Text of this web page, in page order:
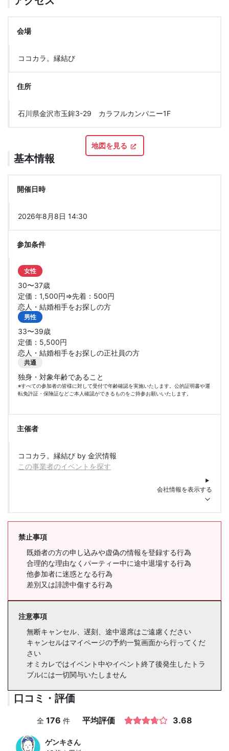
会場
ココカラ。縁結び
住所
石川県金沢市玉鉾3-29 カラフルカンパニー1F
地図を見る
基本情報
開催日時
2026年8月8日 14:30
参加条件
女性
30〜37歳
定価：1,500円⇒先着：500円
恋人・結婚相手をお探しの方
男性
33〜39歳
定価：5,500円
恋人・結婚相手をお探しの正社員の方
共通
独身・対象年齢であること
※すべての参加者の皆様に対して受付で年齢確認を実施いたします。公的証明書や運
転免許証・保険証などご本人確認ができるものをご持参お願いいたします。
主催者
ココカラ。縁結び by 金沢情報
この事業者のイベントを探す
会社情報を表示する
禁止事項
既婚者の方の申し込みや虚偽の情報を登録する行為
合理的な理由なくパーティー中に途中退場する行為
他参加者に迷惑となる行為
差別又は誹謗中傷する行為
注意事項
無断キャンセル、遅刻、途中退席はご遠慮ください
キャンセルはマイページの予約一覧画面から行ってくだ
さい
オミカレではイベント中やイベント終了後発生したトラ
ブルには一切関与いたしません
口コミ・評価
全 176 件 平均評価 3.68
ゲンキさん